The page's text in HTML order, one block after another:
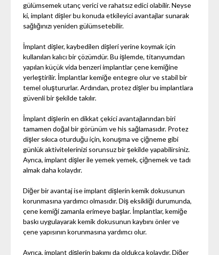
gülümsemek utanç verici ve rahatsız edici olabilir. Neyse
ki, implant dişler bu konuda etkileyici avantajlar sunarak
sağlığınızı yeniden gülümsetebilir.
İmplant dişler, kaybedilen dişleri yerine koymak için
kullanılan kalıcı bir çözümdür. Bu işlemde, titanyumdan
yapılan küçük vida benzeri implantlar çene kemiğine
yerleştirilir. İmplantlar kemiğe entegre olur ve stabil bir
temel oluştururlar. Ardından, protez dişler bu implantlara
güvenli bir şekilde takılır.
İmplant dişlerin en dikkat çekici avantajlarından biri
tamamen doğal bir görünüm ve his sağlamasıdır. Protez
dişler sıkıca oturduğu için, konuşma ve çiğneme gibi
günlük aktivitelerinizi sorunsuz bir şekilde yapabilirsiniz.
Ayrıca, implant dişler ile yemek yemek, çiğnemek ve tadı
almak daha kolaydır.
Diğer bir avantaj ise implant dişlerin kemik dokusunun
korunmasına yardımcı olmasıdır. Diş eksikliği durumunda,
çene kemiği zamanla erimeye başlar. İmplantlar, kemiğe
baskı uygulayarak kemik dokusunun kaybını önler ve
çene yapısının korunmasına yardımcı olur.
Ayrıca, implant dişlerin bakımı da oldukça kolaydır. Diğer